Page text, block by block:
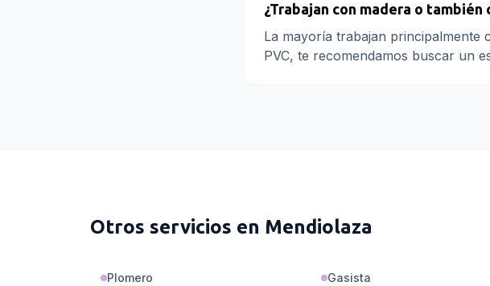
¿Trabajan con madera o también
La mayoría trabajan principalmente
PVC, te recomendamos buscar un
Otros servicios en Mendiolaza
Plomero Gasista